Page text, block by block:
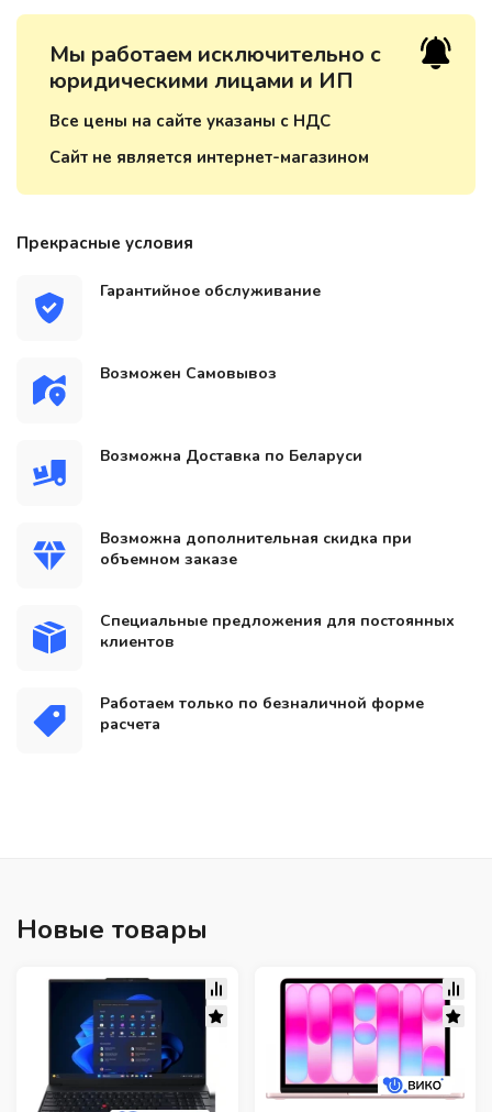
Мы работаем исключительно с
юридическими лицами и ИП
Все цены на сайте указаны с НДС
Сайт не является интернет-магазином
Прекрасные условия
Гарантийное обслуживание
Возможен Самовывоз
Возможна Доставка по Беларуси
Возможна дополнительная скидка при
объемном заказе
Специальные предложения для постоянных
клиентов
Работаем только по безналичной форме
расчета
Новые товары